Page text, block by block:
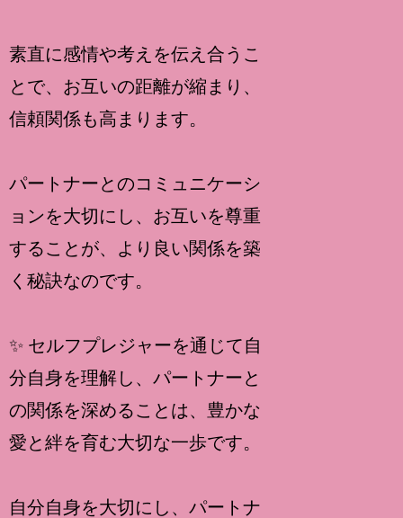
素直に感情や考えを伝え合うこ
とで、お互いの距離が縮まり、
信頼関係も高まります。
パートナーとのコミュニケーシ
ョンを大切にし、お互いを尊重
することが、より良い関係を築
く秘訣なのです。
✨ セルフプレジャーを通じて自
分自身を理解し、パートナーと
の関係を深めることは、豊かな
愛と絆を育む大切な一歩です。
自分自身を大切にし、パートナ